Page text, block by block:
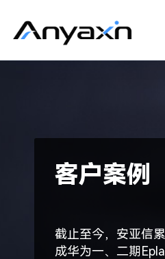
客户案例
截止至今，安亚信
成华为一、二期